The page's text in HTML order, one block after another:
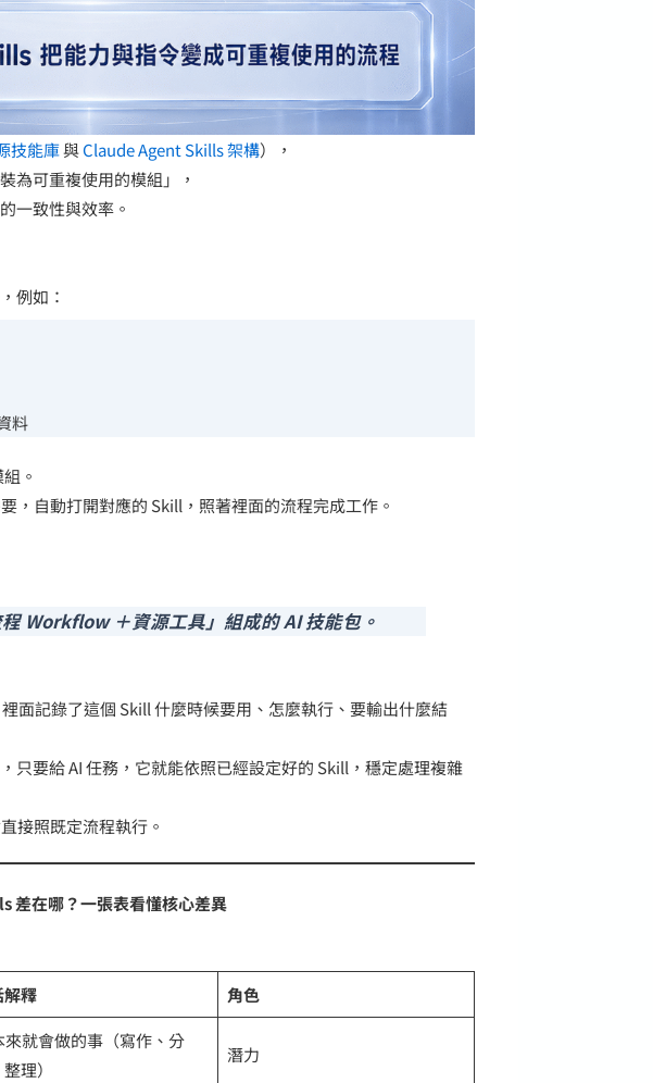
技能庫與Claude Agent Skills 架構），
為可重複使用的模組」，
一致性與效率。
例如：
料
。
，自動打開對應的 Skill，照著裡面的流程完成工作。
Workflow ＋資源工具」組成的 AI 技能包。
面記錄了這個 Skill 什麼時候要用、怎麼執行、要輸出什麼結
只要給 AI 任務，它就能依照已經設定好的 Skill，穩定處理複雜
接照既定流程執行。
在哪？一張表看懂核心差異
解釋 角色
來就會做的事（寫作、分
理）
潛力